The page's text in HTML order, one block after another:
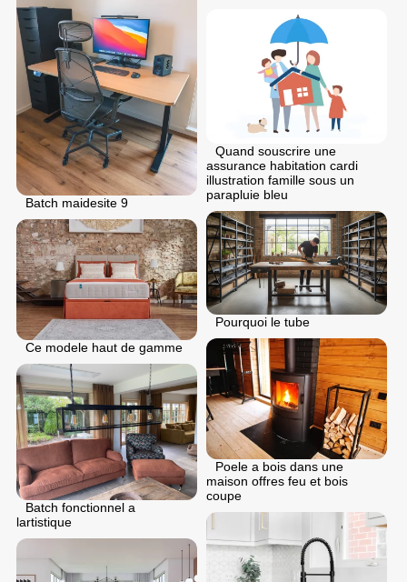
Batch maidesite 9
Quand souscrire une
assurance habitation cardi
illustration famille sous un
parapluie bleu
Pourquoi le tube
Ce modele haut de gamme
Poele a bois dans une
maison offres feu et bois
coupe
Batch fonctionnel a
lartistique